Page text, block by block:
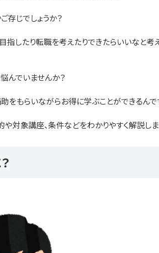
じでしょうか？
したり転職を考えたりできたらいいなと考
んでいませんか？
もらいながらお得に学ぶことができるんで
対象講座、条件などをわかりやすく解説しま